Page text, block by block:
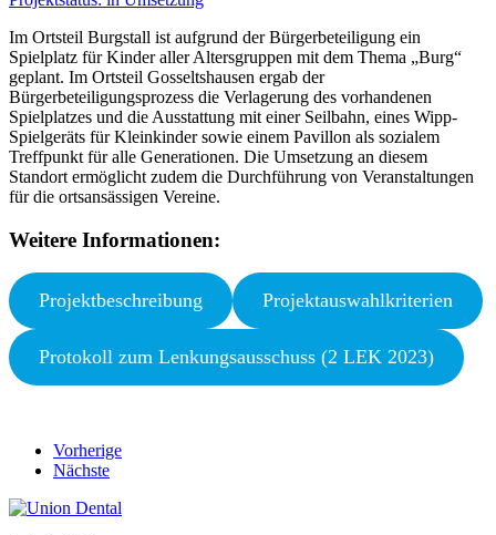
Im Ortsteil Burgstall ist aufgrund der Bürgerbeteiligung ein
Spielplatz für Kinder aller Altersgruppen mit dem Thema „Burg“
geplant. Im Ortsteil Gosseltshausen ergab der
Bürgerbeteiligungsprozess die Verlagerung des vorhandenen
Spielplatzes und die Ausstattung mit einer Seilbahn, eines Wipp-
Spielgeräts für Kleinkinder sowie einem Pavillon als sozialem
Treffpunkt für alle Generationen. Die Umsetzung an diesem
Standort ermöglicht zudem die Durchführung von Veranstaltungen
für die ortsansässigen Vereine.
Weitere Informationen:
Projektbeschreibung Projektauswahlkriterien
Protokoll zum Lenkungsausschuss (2 LEK 2023)
Vorherige
Nächste